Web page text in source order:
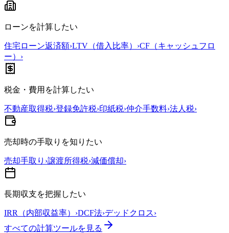
ローンを計算したい
住宅ローン返済額›LTV（借入比率） ›CF（キャッシュフロ
ー） ›
税金・費用を計算したい
不動産取得税›登録免許税›印紙税›仲介手数料›法人税›
売却時の手取りを知りたい
売却手取り ›譲渡所得税›減価償却›
長期収支を把握したい
IRR（内部収益率） ›DCF法›デッドクロス›
すべての計算ツールを見る